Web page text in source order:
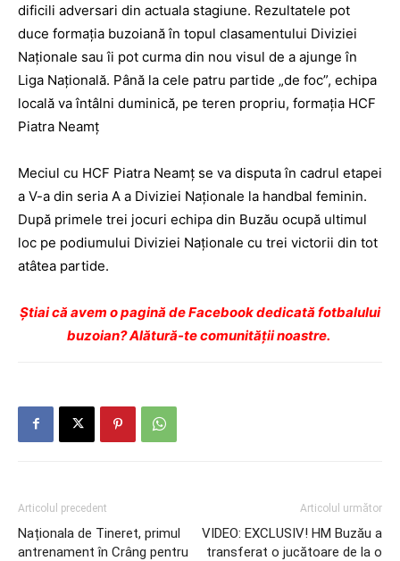
dificili adversari din actuala stagiune. Rezultatele pot
duce formaţia buzoiană în topul clasamentului Diviziei
Naţionale sau îi pot curma din nou visul de a ajunge în
Liga Naţională. Până la cele patru partide „de foc”, echipa
locală va întâlni duminică, pe teren propriu, formaţia HCF
Piatra Neamţ
Meciul cu HCF Piatra Neamţ se va disputa în cadrul etapei
a V-a din seria A a Diviziei Naţionale la handbal feminin.
După primele trei jocuri echipa din Buzău ocupă ultimul
loc pe podiumului Diviziei Naţionale cu trei victorii din tot
atâtea partide.
Ştiai că avem o pagină de Facebook dedicată fotbalului
buzoian? Alătură-te comunității noastre.
Articolul precedent
Naționala de Tineret, primul
antrenament în Crâng pentru
Articolul următor
VIDEO: EXCLUSIV! HM Buzău a
transferat o jucătoare de la o